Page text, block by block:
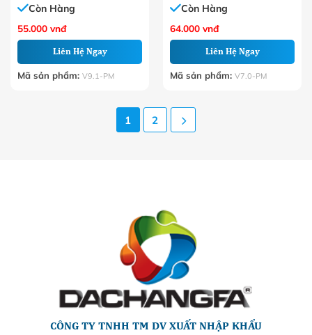
Còn Hàng
55.000 vnđ
Liên Hệ Ngay
Mã sản phẩm: V9.1-PM
Còn Hàng
64.000 vnđ
Liên Hệ Ngay
Mã sản phẩm: V7.0-PM
1 2
CÔNG TY TNHH TM DV XUẤT NHẬP KHẨU